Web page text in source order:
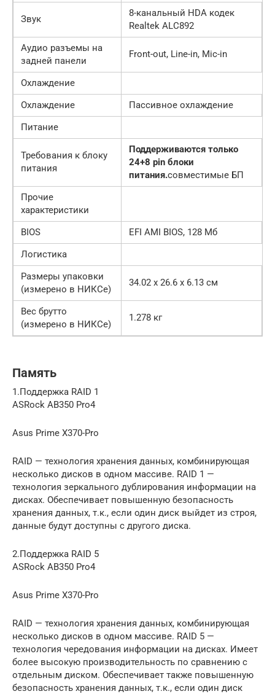
Звук
8-канальный HDA кодек
Realtek ALC892
Аудио разъемы на
задней панели
Front-out, Line-in, Mic-in
Охлаждение
Охлаждение
Пассивное охлаждение
Питание
Требования к блоку
питания
Поддерживаются только
24+8 pin блоки
питания.совместимые БП
Прочие
характеристики
BIOS
EFI AMI BIOS, 128 Мб
Логистика
Размеры упаковки
(измерено в НИКСе)
34.02 x 26.6 x 6.13 см
Вес брутто
(измерено в НИКСе)
1.278 кг
Память
1.Поддержка RAID 1
ASRock AB350 Pro4
Asus Prime X370-Pro
RAID — технология хранения данных, комбинирующая
несколько дисков в одном массиве. RAID 1 —
технология зеркального дублирования информации на
дисках. Обеспечивает повышенную безопасность
хранения данных, т.к., если один диск выйдет из строя,
данные будут доступны с другого диска.
2.Поддержка RAID 5
ASRock AB350 Pro4
Asus Prime X370-Pro
RAID — технология хранения данных, комбинирующая
несколько дисков в одном массиве. RAID 5 —
технология чередования информации на дисках. Имеет
более высокую производительность по сравнению с
отдельным диском. Обеспечивает также повышенную
безопасность хранения данных, т.к., если один диск